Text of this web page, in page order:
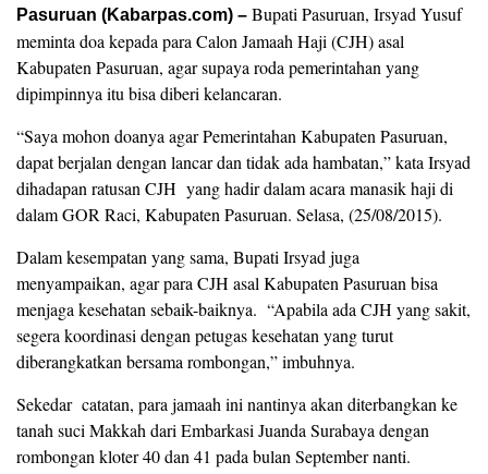
Pasuruan (Kabarpas.com) – Bupati Pasuruan, Irsyad Yusuf
meminta doa kepada para Calon Jamaah Haji (CJH) asal
Kabupaten Pasuruan, agar supaya roda pemerintahan yang
dipimpinnya itu bisa diberi kelancaran.
“Saya mohon doanya agar Pemerintahan Kabupaten Pasuruan,
dapat berjalan dengan lancar dan tidak ada hambatan,” kata Irsyad
dihadapan ratusan CJH yang hadir dalam acara manasik haji di
dalam GOR Raci, Kabupaten Pasuruan. Selasa, (25/08/2015).
Dalam kesempatan yang sama, Bupati Irsyad juga
menyampaikan, agar para CJH asal Kabupaten Pasuruan bisa
menjaga kesehatan sebaik-baiknya. “Apabila ada CJH yang sakit,
segera koordinasi dengan petugas kesehatan yang turut
diberangkatkan bersama rombongan,” imbuhnya.
Sekedar catatan, para jamaah ini nantinya akan diterbangkan ke
tanah suci Makkah dari Embarkasi Juanda Surabaya dengan
rombongan kloter 40 dan 41 pada bulan September nanti.